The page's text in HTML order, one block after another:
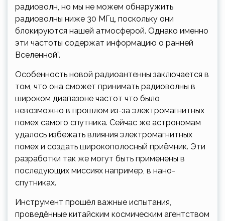
радиоволн, но мы не можем обнаружить
радиоволны ниже 30 МГц, поскольку они
блокируются нашей атмосферой. Однако именно
эти частоты содержат информацию о ранней
Вселенной”.
Особенность новой радиоантенны заключается в
том, что она сможет принимать радиоволны в
широком диапазоне частот что было
невозможно в прошлом из-за электромагнитных
помех самого спутника. Сейчас же астрономам
удалось избежать влияния электромагнитных
помех и создать широкополосный приёмник. Эти
разработки так же могут быть применены в
последующих миссиях например, в нано-
спутниках.
Инструмент прошёл важные испытания,
проведённые китайским космическим агентством